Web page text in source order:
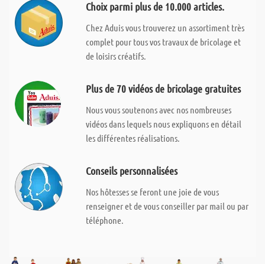
Choix parmi plus de 10.000 articles.
Chez Aduis vous trouverez un assortiment très
complet pour tous vos travaux de bricolage et
de loisirs créatifs.
Plus de 70 vidéos de bricolage gratuites
Nous vous soutenons avec nos nombreuses
vidéos dans lequels nous expliquons en détail
les différentes réalisations.
Conseils personnalisées
Nos hôtesses se feront une joie de vous
renseigner et de vous conseiller par mail ou par
téléphone.